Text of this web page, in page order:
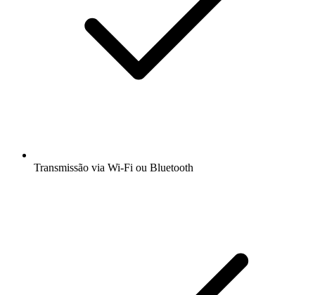
Transmissão via Wi-Fi ou Bluetooth